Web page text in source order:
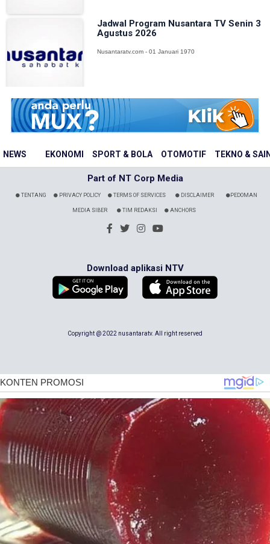
NEWS EKONOMI SPORT & BOLA OTOMOTIF TEKNO &
Jadwal Program Nusantara TV Senin 3
Agustus 2026
Nusantaratv.com - 01 Januari 1970
Part of NT Corp Media
TENTANG PRIVACY POLICY TERMS OF SERVICES DISCLAIMER PEDOMAN
MEDIA SIBER TIM REDAKSI ANCHORS
Download aplikasi NTV
Copyright @ 2022 nusantaratv. All right reserved